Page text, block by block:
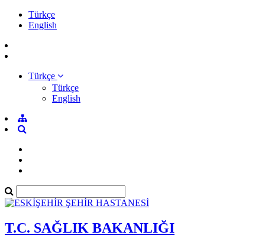
Türkçe
English
Türkçe
Türkçe
English
T.C. SAĞLIK BAKANLIĞI